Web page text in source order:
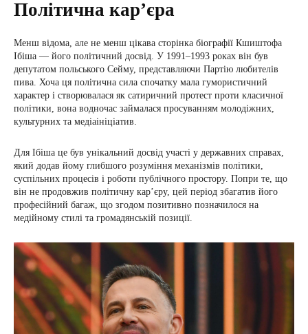
Політична карʼєра
Менш відома, але не менш цікава сторінка біографії Кшиштофа
Ібіша — його політичний досвід. У 1991–1993 роках він був
депутатом польського Сейму, представляючи Партію любителів
пива. Хоча ця політична сила спочатку мала гумористичний
характер і створювалася як сатиричний протест проти класичної
політики, вона водночас займалася просуванням молодіжних,
культурних та медіаініціатив.
Для Ібіша це був унікальний досвід участі у державних справах,
який додав йому глибшого розуміння механізмів політики,
суспільних процесів і роботи публічного простору. Попри те, що
він не продовжив політичну кар’єру, цей період збагатив його
професійний багаж, що згодом позитивно позначилося на
медійному стилі та громадянській позиції.